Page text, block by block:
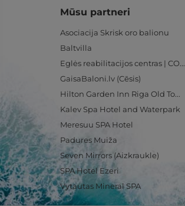
Mūsu partneri
Asociacija Skrisk oro balionu
Baltvilla
Eglės reabilitacijos centras | CORE
GaisaBaloni.lv (Cēsis)
Hilton Garden Inn Riga Old Town
Kalev Spa Hotel and Waterpark
Meresuu SPA Hotel
Padures Muiža
Seven Mirrors (Aizkraukle)
SPA Hotel Ezeri
Vytautas Mineral SPA